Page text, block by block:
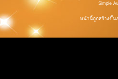
Simple
หน้านี้ถูกสร้างขึ้น